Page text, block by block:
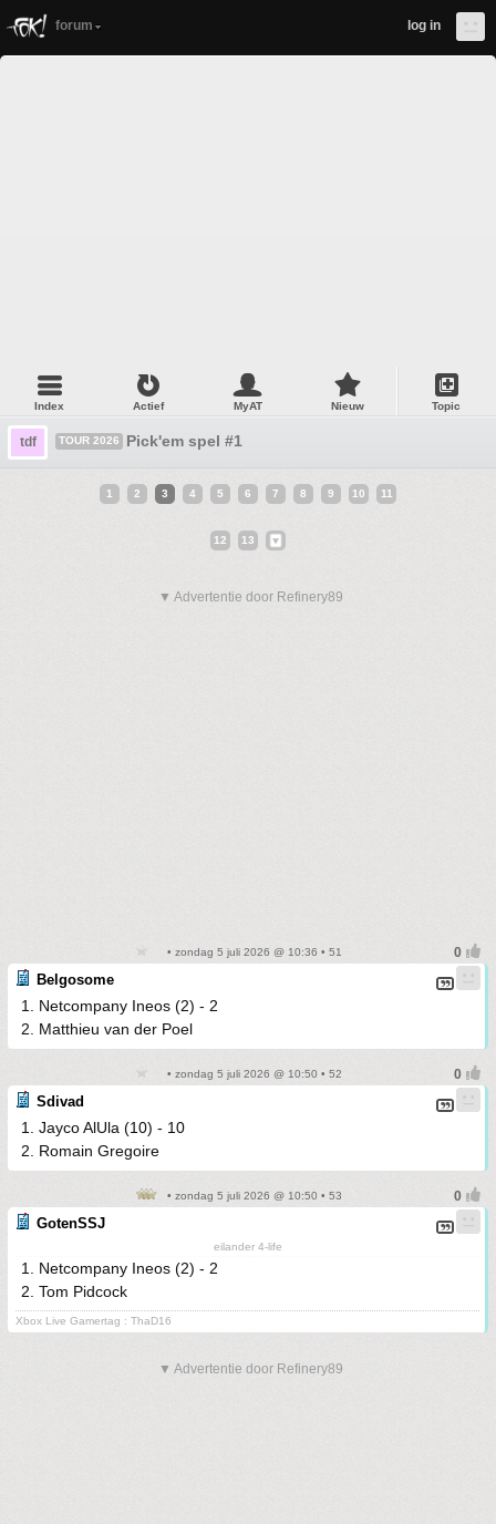
forum log in
Index Actief MyAT Nieuw Topic
tdf TOUR 2026 Pick'em spel #1
1 2 3 4 5 6 7 8 9 10 11
12 13
▼ Advertentie door Refinery89
• zondag 5 juli 2026 @ 10:36 • 51
Belgosome
1. Netcompany Ineos (2) - 2
2. Matthieu van der Poel
• zondag 5 juli 2026 @ 10:50 • 52
Sdivad
1. Jayco AlUla (10) - 10
2. Romain Gregoire
• zondag 5 juli 2026 @ 10:50 • 53
GotenSSJ
eilander 4-life
1. Netcompany Ineos (2) - 2
2. Tom Pidcock
Xbox Live Gamertag : ThaD16
▼ Advertentie door Refinery89